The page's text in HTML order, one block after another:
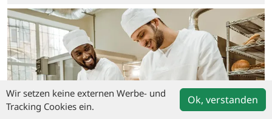
Wir setzen keine externen Werbe- und
Tracking Cookies ein.
Ok, verstanden